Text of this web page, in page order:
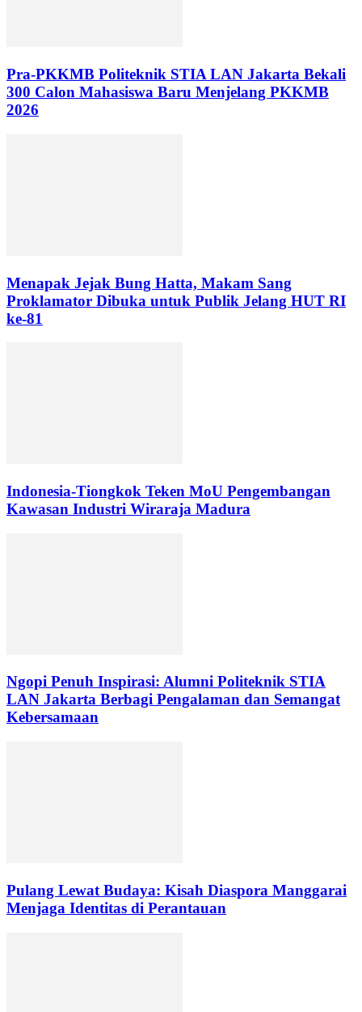
Pra-PKKMB Politeknik STIA LAN Jakarta Bekali
300 Calon Mahasiswa Baru Menjelang PKKMB
2026
Menapak Jejak Bung Hatta, Makam Sang
Proklamator Dibuka untuk Publik Jelang HUT RI
ke-81
Indonesia-Tiongkok Teken MoU Pengembangan
Kawasan Industri Wiraraja Madura
Ngopi Penuh Inspirasi: Alumni Politeknik STIA
LAN Jakarta Berbagi Pengalaman dan Semangat
Kebersamaan
Pulang Lewat Budaya: Kisah Diaspora Manggarai
Menjaga Identitas di Perantauan